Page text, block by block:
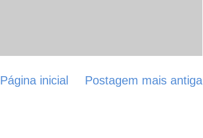
Postagem mais antiga
Página inicial